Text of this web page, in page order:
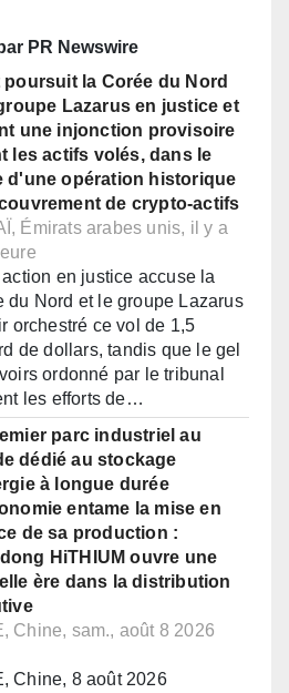
PR Newswire
poursuit la Corée du Nord
Lazarus en justice et
une injonction provisoire
les actifs volés, dans le
d'une opération historique
de crypto-actifs
Émirats arabes unis, il y a
en justice accuse la
du Nord et le groupe Lazarus
orchestré ce vol de 1,5
de dollars, tandis que le gel
ordonné par le tribunal
les efforts de…
parc industriel au
dédié au stockage
à longue durée
entame la mise en
de sa production :
HiTHIUM ouvre une
ère dans la distribution
Chine, sam., août 8 2026
Chine, 8 août 2026